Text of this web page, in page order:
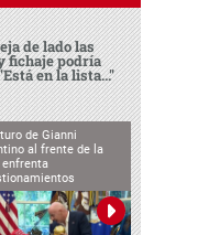
de lado las
fichaje podría
en la lista..."
de Gianni
al frente de la
enfrenta